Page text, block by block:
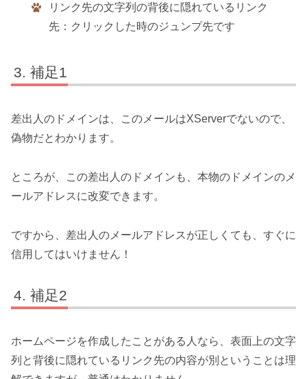
リンク先の文字列の背後に隠れているリンク
先：クリックした時のジュンプ先です
補足1
差出人のドメインは、このメールはXServerでないので、
偽物だとわかります。
ところが、この差出人のドメインも、本物のドメインのメ
ールアドレスに改変できます。
ですから、差出人のメールアドレスが正しくても、すぐに
信用してはいけません！
補足2
ホームページを作成したことがある人なら、表面上の文字
列と背後に隠れているリンク先の内容が別ということは理